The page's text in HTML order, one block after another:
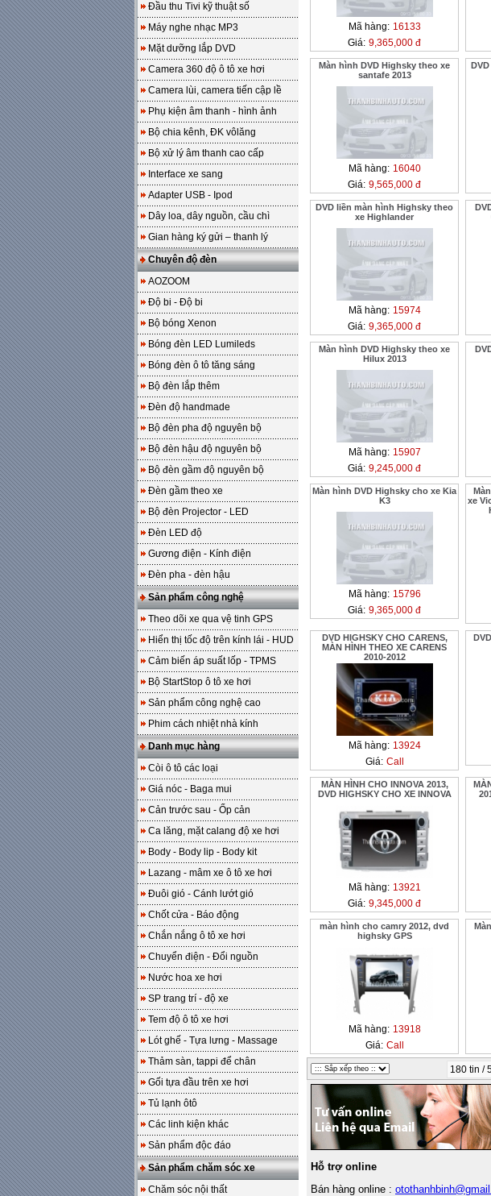
Đầu thu Tivi kỹ thuật số
Máy nghe nhạc MP3
Mặt dưỡng lắp DVD
Camera 360 độ ô tô xe hơi
Camera lùi, camera tiến cập lề
Phụ kiện âm thanh - hình ảnh
Bộ chia kênh, ĐK vôlăng
Bộ xử lý âm thanh cao cấp
Interface xe sang
Adapter USB - Ipod
Dây loa, dây nguồn, cầu chì
Gian hàng ký gửi – thanh lý
Chuyên độ đèn
AOZOOM
Độ bi - Độ bi
Bộ bóng Xenon
Bóng đèn LED Lumileds
Bóng đèn ô tô tăng sáng
Bộ đèn lắp thêm
Đèn độ handmade
Bộ đèn pha độ nguyên bộ
Bộ đèn hậu độ nguyên bộ
Bộ đèn gầm độ nguyên bộ
Đèn gầm theo xe
Bộ đèn Projector - LED
Đèn LED độ
Gương điện - Kính điện
Đèn pha - đèn hậu
Sản phẩm công nghệ
Theo dõi xe qua vệ tinh GPS
Hiển thị tốc độ trên kính lái - HUD
Cảm biến áp suất lốp - TPMS
Bộ StartStop ô tô xe hơi
Sản phẩm công nghệ cao
Phim cách nhiệt nhà kính
Danh mục hàng
Còi ô tô các loại
Giá nóc - Baga mui
Cản trước sau - Ốp cản
Ca lăng, mặt calang độ xe hơi
Body - Body lip - Body kit
Lazang - mâm xe ô tô xe hơi
Đuôi gió - Cánh lướt gió
Chốt cửa - Báo động
Chắn nắng ô tô xe hơi
Chuyển điện - Đổi nguồn
Nước hoa xe hơi
SP trang trí - độ xe
Tem độ ô tô xe hơi
Lót ghế - Tựa lưng - Massage
Thảm sàn, tappi để chân
Gối tựa đầu trên xe hơi
Tủ lạnh ôtô
Các linh kiện khác
Sản phẩm độc đáo
Sản phẩm chăm sóc xe
Chăm sóc nội thất
Mã hàng: 16133
Giá: 9,365,000 đ
Màn hình DVD Highsky theo xe
santafe 2013
Mã hàng: 16040
Giá: 9,565,000 đ
DVD liền màn hình Highsky theo
xe Highlander
Mã hàng: 15974
Giá: 9,365,000 đ
Màn hình DVD Highsky theo xe
Hilux 2013
Mã hàng: 15907
Giá: 9,245,000 đ
Màn hình DVD Highsky cho xe Kia
K3
Mã hàng: 15796
Giá: 9,365,000 đ
xe
DVD HIGHSKY CHO CARENS,
MÀN HÌNH THEO XE CARENS
2010-2012
Mã hàng: 13924
Giá: Call
MÀN HÌNH CHO INNOVA 2013,
DVD HIGHSKY CHO XE INNOVA
Mã hàng: 13921
Giá: 9,345,000 đ
màn hình cho camry 2012, dvd
highsky GPS
Mã hàng: 13918
Giá: Call
180 tin /
Hỗ trợ online
Bán hàng online :